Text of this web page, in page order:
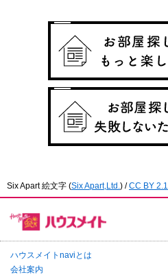
Six Apart 絵文字 (Six Apart,Ltd. ) /CC BY 2.1
ハウスメイトnaviとは
会社案内